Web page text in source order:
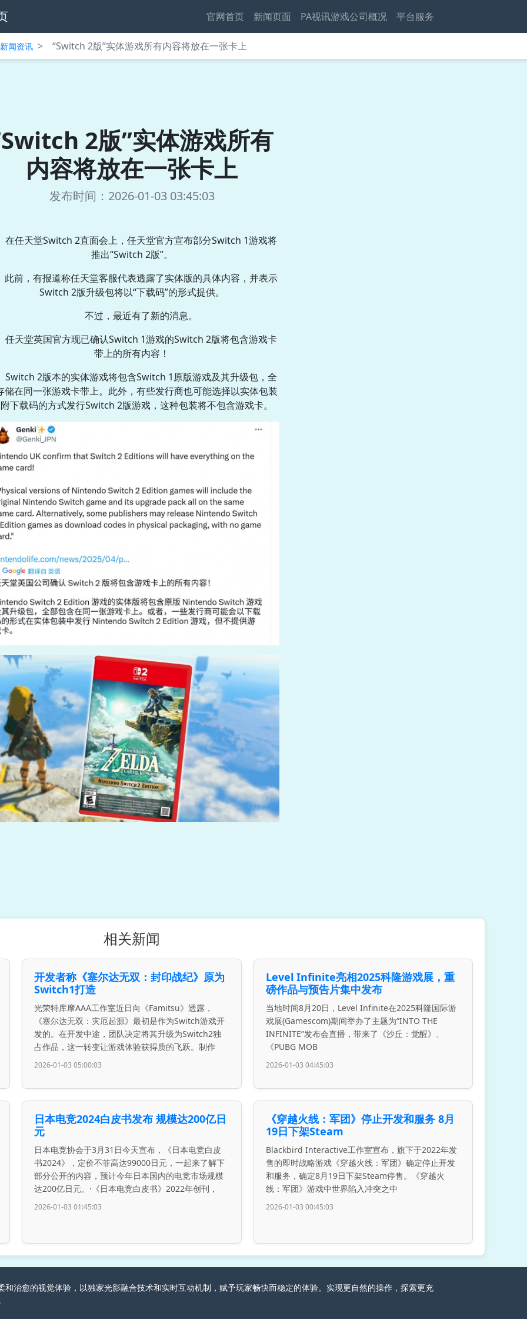
官网首页 新闻页面 PA视讯游戏公司概况 平台服务
闻资讯 > “Switch 2版”实体游戏所有内容将放在一张卡上
2版”实体游戏所有
内容将放在一张卡上
发布时间：2026-01-03 03:45:03
在任天堂Switch 2直面会上，任天堂官方宣布部分Switch 1游戏将
推出“Switch 2版”。
此前，有报道称任天堂客服代表透露了实体版的具体内容，并表示
Switch 2版升级包将以“下载码”的形式提供。
不过，最近有了新的消息。
任天堂英国官方现已确认Switch 1游戏的Switch 2版将包含游戏卡
带上的所有内容！
Switch 2版本的实体游戏将包含Switch 1原版游戏及其升级包，全
储在同一张游戏卡带上。此外，有些发行商也可能选择以实体包装
下载码的方式发行Switch 2版游戏，这种包装将不包含游戏卡。
相关新闻
开发者称《塞尔达无双：封印战纪》原为
Switch1打造
光荣特库摩AAA工作室近日向《Famitsu》透露，
《塞尔达无双：灾厄起源》最初是作为Switch游戏开
发的。在开发中途，团队决定将其升级为Switch2独
占作品，这一转变让游戏体验获得质的飞跃。制作
2026-01-03 05:00:03
Level Infinite亮相2025科隆游戏展，重
磅作品与预告片集中发布
当地时间8月20日，Level Infinite在2025科隆国际游
戏展(Gamescom)期间举办了主题为“INTO THE
INFINITE”发布会直播，带来了《沙丘：觉醒》、
《PUBG MOB
2026-01-03 04:45:03
日本电竞2024白皮书发布 规模达200亿日
元
日本电竞协会于3月31日今天宣布，《日本电竞白皮
书2024》，定价不菲高达99000日元，一起来了解下
部分公开的内容，预计今年日本国内的电竞市场规模
达200亿日元。·《日本电竞白皮书》2022年创刊，
2026-01-03 01:45:03
《穿越火线：军团》停止开发和服务 8月
19日下架Steam
Blackbird Interactive工作室宣布，旗下于2022年发
售的即时战略游戏《穿越火线：军团》确定停止开发
和服务，确定8月19日下架Steam停售。《穿越火
线：军团》游戏中世界陷入冲突之中
2026-01-03 00:45:03
治愈的视觉体验，以独家光影融合技术和实时互动机制，赋予玩家畅快而稳定的体验。实现更自然的操作，探索更充